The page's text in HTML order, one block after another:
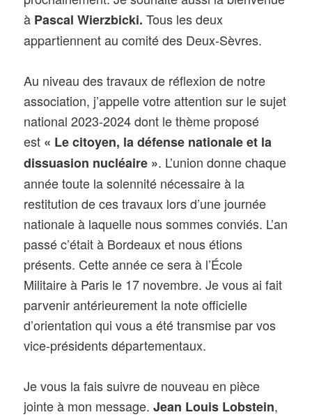
à Pascal Wierzbicki.Tous les deux
appartiennent au comité des Deux-Sèvres.
Au niveau des travaux de réflexion de notre
association, j’appelle votre attention sur le sujet
national 2023-2024 dont le thème proposé
est « Le citoyen, la défense nationale et la
dissuasion nucléaire ». L’union donne chaque
année toute la solennité nécessaire à la
restitution de ces travaux lors d’une journée
nationale à laquelle nous sommes conviés. L’an
passé c’était à Bordeaux et nous étions
présents. Cette année ce sera à l’École
Militaire à Paris le 17 novembre. Je vous ai fait
parvenir antérieurement la note officielle
d’orientation qui vous a été transmise par vos
vice-présidents départementaux.
Je vous la fais suivre de nouveau en pièce
jointe à mon message.Jean Louis Lobstein,